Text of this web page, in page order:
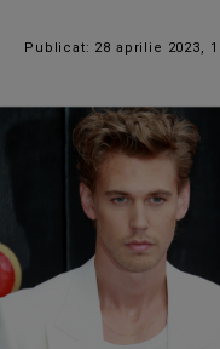
Publicat: 28 aprilie 2023,